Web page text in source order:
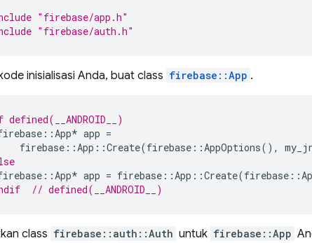
"firebase/app.h"
"firebase/auth.h"
inisialisasi Anda, buat class firebase::App .
::App* app =
firebase ::App ::Create(firebase ::AppOptions(),
::App* app = firebase ::App ::Create(firebase ::
// defined(__ANDROID__)
class firebase::auth::Auth untuk firebase::App